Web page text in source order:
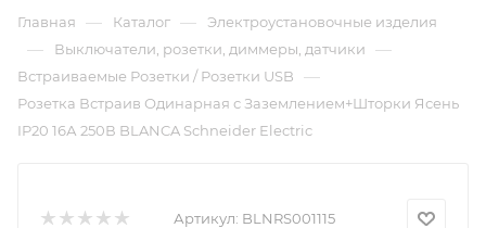
Главная — Каталог — Электроустановочные изделия
— Выключатели, розетки, диммеры, датчики —
Встраиваемые Розетки / Розетки USB —
Розетка Встраив Одинарная с Заземлением+Шторки Ясень
IP20 16А 250В BLANCA Schneider Electric
Артикул: BLNRS001115